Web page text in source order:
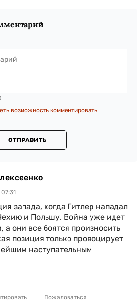
возможность комментировать
ОТПРАВИТЬ
запада, когда Гитлер нападал
и Польшу. Война уже идет
а они все боятся произносить
позиция только провоцирует
наступательным
Пожаловаться